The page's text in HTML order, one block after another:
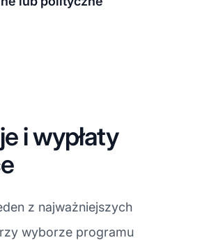
i wypłaty
z najważniejszych
wyborze programu